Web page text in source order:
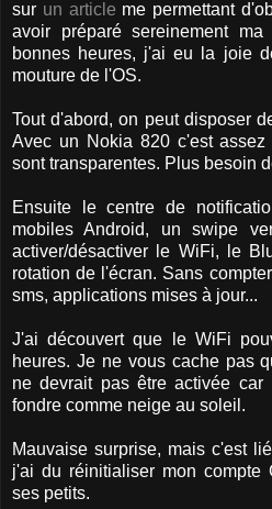
sur un article me permettant
avoir préparé sereinement
bonnes heures, j'ai eu la joie
mouture de l'OS.
Tout d'abord, on peut disposer
Avec un Nokia 820 c'est assez
sont transparentes. Plus besoin
Ensuite le centre de
mobiles Android, un swipe
activer/désactiver le WiFi, le
rotation de l'écran. Sans
sms, applications mises à jour...
J'ai découvert que le WiFi
heures. Je ne vous cache pas
ne devrait pas être activée car
fondre comme neige au soleil.
Mauvaise surprise, mais c'est
j'ai du réinitialiser mon compte
ses petits.